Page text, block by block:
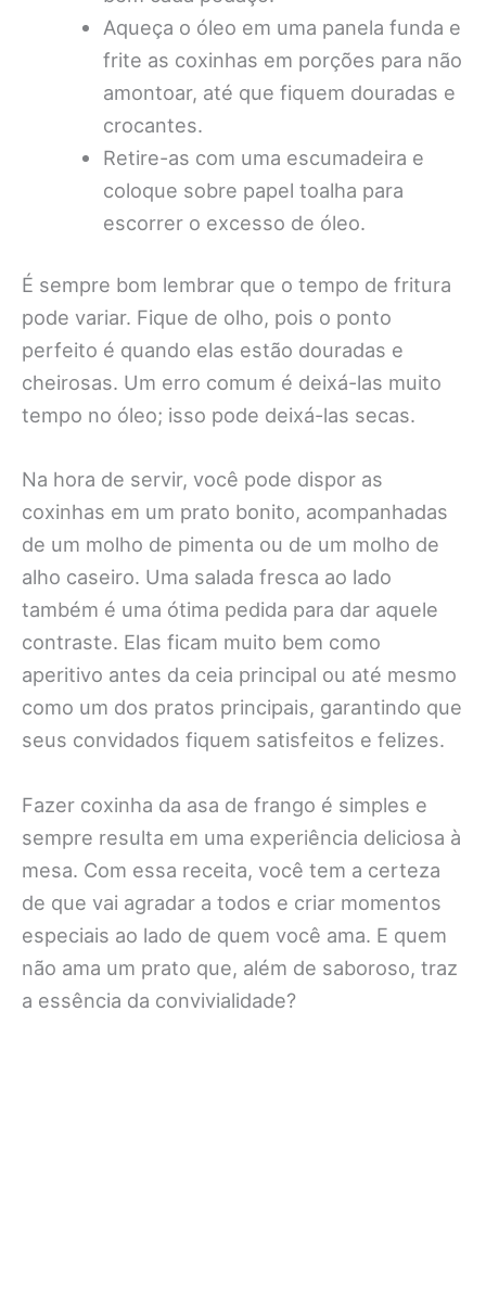
Aqueça o óleo em uma panela funda e
frite as coxinhas em porções para não
amontoar, até que fiquem douradas e
crocantes.
Retire-as com uma escumadeira e
coloque sobre papel toalha para
escorrer o excesso de óleo.
É sempre bom lembrar que o tempo de fritura
pode variar. Fique de olho, pois o ponto
perfeito é quando elas estão douradas e
cheirosas. Um erro comum é deixá-las muito
tempo no óleo; isso pode deixá-las secas.
Na hora de servir, você pode dispor as
coxinhas em um prato bonito, acompanhadas
de um molho de pimenta ou de um molho de
alho caseiro. Uma salada fresca ao lado
também é uma ótima pedida para dar aquele
contraste. Elas ficam muito bem como
aperitivo antes da ceia principal ou até mesmo
como um dos pratos principais, garantindo que
seus convidados fiquem satisfeitos e felizes.
Fazer coxinha da asa de frango é simples e
sempre resulta em uma experiência deliciosa à
mesa. Com essa receita, você tem a certeza
de que vai agradar a todos e criar momentos
especiais ao lado de quem você ama. E quem
não ama um prato que, além de saboroso, traz
a essência da convivialidade?